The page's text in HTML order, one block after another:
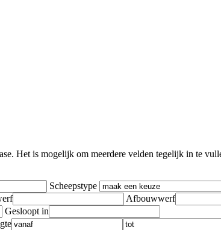
Het is mogelijk om meerdere velden tegelijk in te
Scheepstype
Afbouwwerf
Gesloopt in